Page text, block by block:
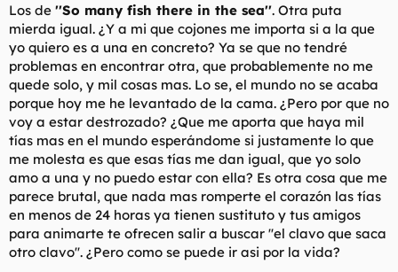
Los de ''So many fish there in the sea''. Otra puta
mierda igual. ¿Y a mi que cojones me importa si a la que
yo quiero es a una en concreto? Ya se que no tendré
problemas en encontrar otra, que probablemente no me
quede solo, y mil cosas mas. Lo se, el mundo no se acaba
porque hoy me he levantado de la cama. ¿Pero por que no
voy a estar destrozado? ¿Que me aporta que haya mil
tías mas en el mundo esperándome si justamente lo que
me molesta es que esas tías me dan igual, que yo solo
amo a una y no puedo estar con ella? Es otra cosa que me
parece brutal, que nada mas romperte el corazón las tías
en menos de 24 horas ya tienen sustituto y tus amigos
para animarte te ofrecen salir a buscar ''el clavo que saca
otro clavo''. ¿Pero como se puede ir asi por la vida?